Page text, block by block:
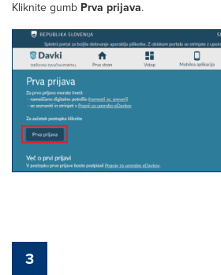
Kliknite gumb Prva prijava.
3